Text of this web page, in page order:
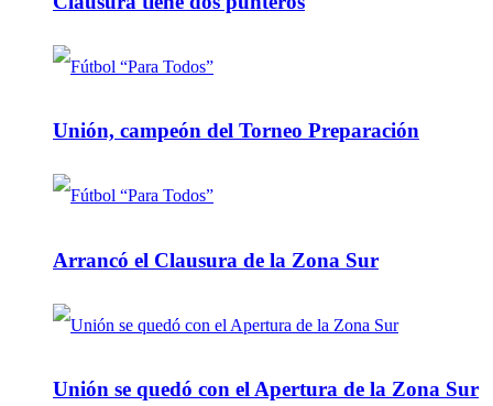
Unión, campeón del Torneo Preparación
Arrancó el Clausura de la Zona Sur
Unión se quedó con el Apertura de la Zona Sur